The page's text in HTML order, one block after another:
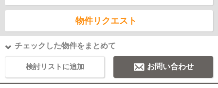
物件リクエスト
チェックした物件をまとめて
検討リストに追加 お問い合わせ